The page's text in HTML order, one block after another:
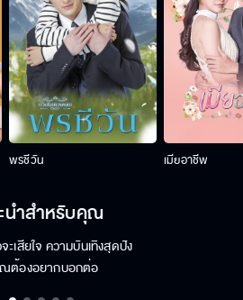
พรชีวัน เมียอาชีพ
นำสำหรับคุณ
เสียใจ ความบันเทิงสุดปัง
ต้องอยากบอกต่อ